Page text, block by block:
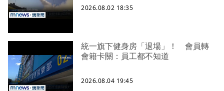
2026.08.02 18:35
統一旗下健身房「退場」！ 會員轉
會籍卡關：員工都不知道
2026.08.04 19:45